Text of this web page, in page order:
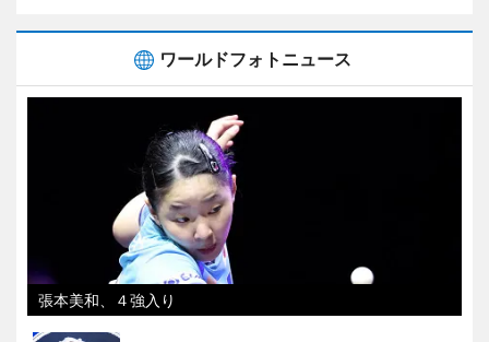
ワールドフォトニュース
張本美和、４強入り